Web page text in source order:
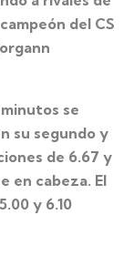
del CS
se
su segundo y
de 6.67 y
en cabeza. El
y 6.10